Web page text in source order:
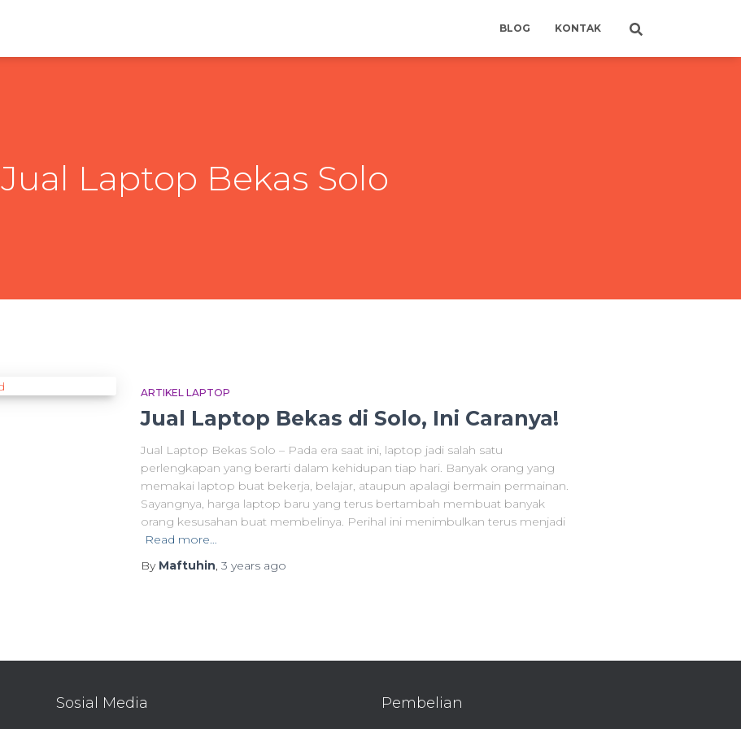
BLOG KONTAK
Jual Laptop Bekas Solo
ARTIKEL LAPTOP
Jual Laptop Bekas di Solo, Ini Caranya!
Jual Laptop Bekas Solo – Pada era saat ini, laptop jadi salah satu
perlengkapan yang berarti dalam kehidupan tiap hari. Banyak orang yang
memakai laptop buat bekerja, belajar, ataupun apalagi bermain permainan.
Sayangnya, harga laptop baru yang terus bertambah membuat banyak
orang kesusahan buat membelinya. Perihal ini menimbulkan terus menjadi
Read more…
By Maftuhin, 3 yearsago
Sosial Media Pembelian